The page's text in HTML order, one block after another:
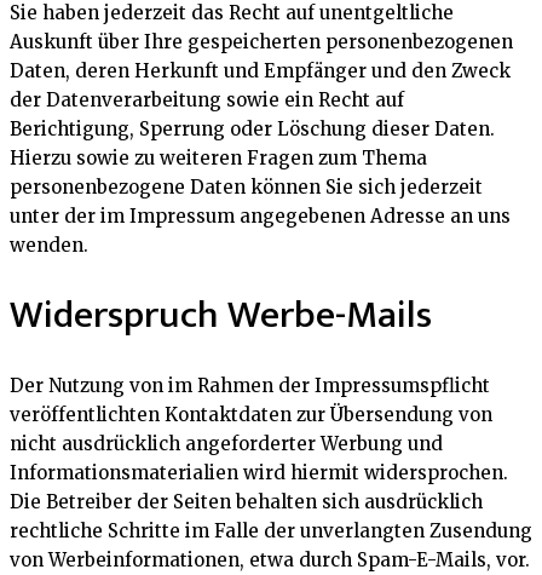
Sie haben jederzeit das Recht auf unentgeltliche
Auskunft über Ihre gespeicherten personenbezogenen
Daten, deren Herkunft und Empfänger und den Zweck
der Datenverarbeitung sowie ein Recht auf
Berichtigung, Sperrung oder Löschung dieser Daten.
Hierzu sowie zu weiteren Fragen zum Thema
personenbezogene Daten können Sie sich jederzeit
unter der im Impressum angegebenen Adresse an uns
wenden.
Widerspruch Werbe-Mails
Der Nutzung von im Rahmen der Impressumspflicht
veröffentlichten Kontaktdaten zur Übersendung von
nicht ausdrücklich angeforderter Werbung und
Informationsmaterialien wird hiermit widersprochen.
Die Betreiber der Seiten behalten sich ausdrücklich
rechtliche Schritte im Falle der unverlangten Zusendung
von Werbeinformationen, etwa durch Spam-E-Mails, vor.